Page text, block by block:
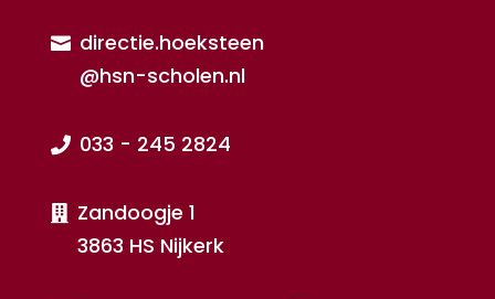
 directie.hoeksteen
@hsn-scholen.nl
 033 - 245 2824

Zandoogje 1
3863 HS Nijkerk